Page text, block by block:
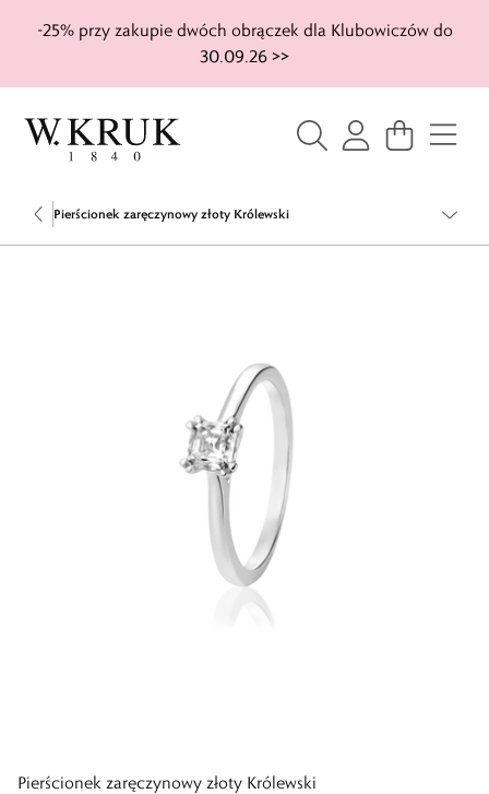
-25% przy zakupie dwóch obrączek dla Klubowiczów do
30.09.26 >>
Pierścionek zaręczynowy złoty Królewski
Pierścionek zaręczynowy złoty Królewski